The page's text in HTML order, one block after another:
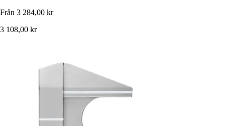
Från 3 284,00 kr
3 108,00 kr